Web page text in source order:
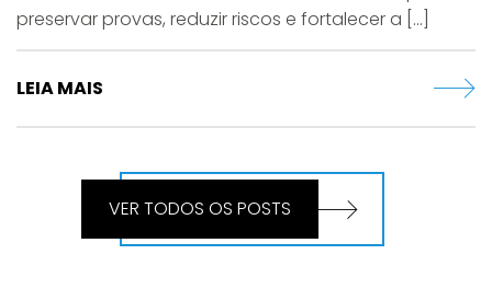
preservar provas, reduzir riscos e fortalecer a [...]
LEIA MAIS
VER TODOS OS POSTS